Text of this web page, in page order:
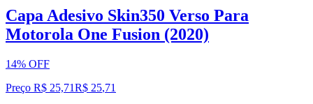
Capa Adesivo Skin350 Verso Para
Motorola One Fusion (2020)
14% OFF
Preço R$ 25,71R$ 25,71